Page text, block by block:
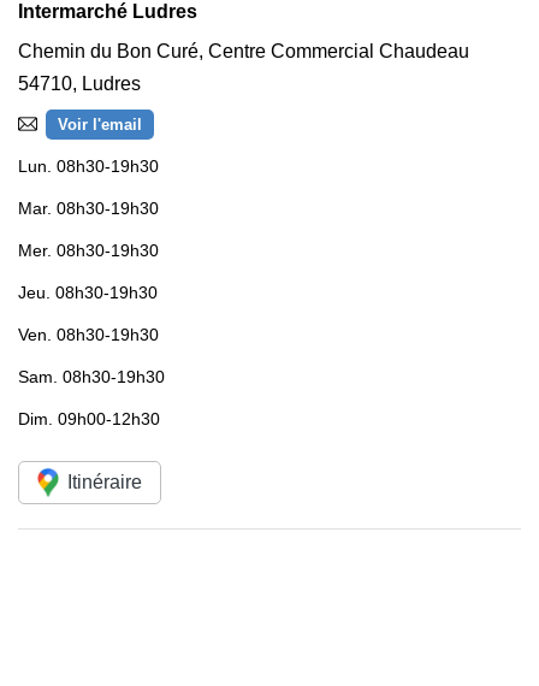
Intermarché Ludres
Chemin du Bon Curé, Centre Commercial Chaudeau
54710, Ludres
Voir l'email
Lun. 08h30-19h30
Mar. 08h30-19h30
Mer. 08h30-19h30
Jeu. 08h30-19h30
Ven. 08h30-19h30
Sam. 08h30-19h30
Dim. 09h00-12h30
Itinéraire